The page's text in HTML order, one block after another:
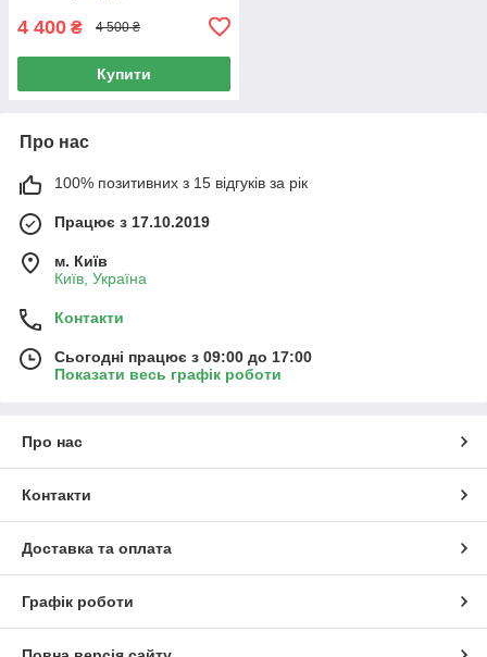
4 400 ₴ 4 500 ₴
Купити
Про нас
100% позитивних з 15 відгуків за рік
Працює з 17.10.2019
м. Київ
Київ, Україна
Контакти
Сьогодні працює з 09:00 до 17:00
Показати весь графік роботи
Про нас
Контакти
Доставка та оплата
Графік роботи